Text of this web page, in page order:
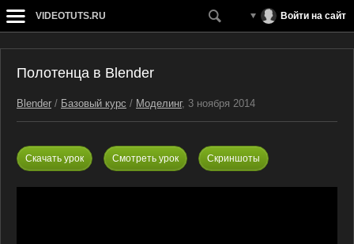
VIDEOTUTS.RU Войти на сайт
Полотенца в Blender
Blender / Базовый курс / Моделинг, 3 ноября 2014
Скачать урок Смотреть урок Скриншоты